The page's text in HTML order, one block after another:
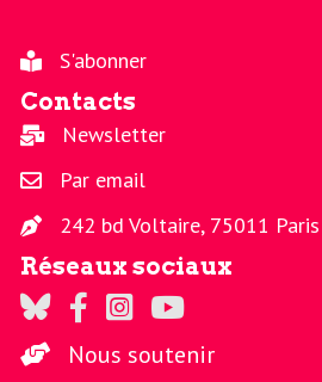
S'abonner
Contacts
Newsletter
Par email
242 bd Voltaire, 75011 Paris
Réseaux sociaux
Regards sur Twitter
Regards sur Facebook
Regards sur Instagram
La chaine Regards
Nous soutenir